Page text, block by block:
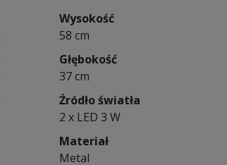
Wysokość
58 cm
Głębokość
37 cm
Źródło światła
2 x LED 3 W
Materiał
Metal